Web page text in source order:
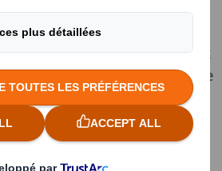
et biodégradables sont plus
pour répondre efficacement aux
contemporains. L’emballage
de la planète, en
part de plastique traditionnel.